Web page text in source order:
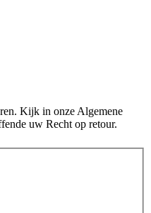
Kijk in onze Algemene
uw Recht op retour.